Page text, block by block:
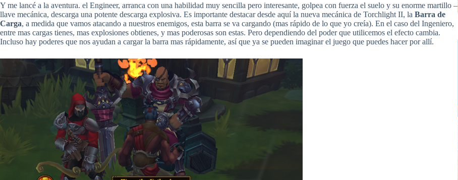
Y me lancé a la aventura. el Engineer, arranca con una habilidad muy sencilla pero interesante, golpea con fuerza el suelo y su enorme martillo –
llave mecánica, descarga una potente descarga explosiva. Es importante destacar desde aquí la nueva mecánica de Torchlight II, la Barra de
Carga, a medida que vamos atacando a nuestros enemigos, esta barra se va cargando (mas rápido de lo que yo creía). En el caso del Ingeniero,
entre mas cargas tienes, mas explosiones obtienes, y mas poderosas son estas. Pero dependiendo del poder que utilicemos el efecto cambia.
Incluso hay poderes que nos ayudan a cargar la barra mas rápidamente, así que ya se pueden imaginar el juego que puedes hacer por allí.